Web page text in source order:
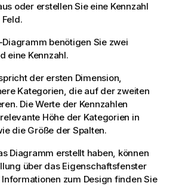
oder erstellen Sie eine Kennzahl
benötigen Sie zwei
eine Kennzahl.
der ersten Dimension,
Kategorien, die auf der zweiten
Die Werte der Kennzahlen
Höhe der Kategorien in
die Größe der Spalten.
Diagramm erstellt haben, können
über das Eigenschaftsfenster
zum Design finden Sie